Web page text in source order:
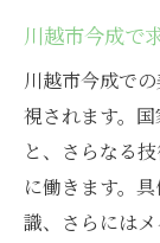
トレ
川
トレ
常に
川越
トレ
川越市今成で
川越市今成で
視されます。
と、さらなる
に働きます。
識、さらにはメ